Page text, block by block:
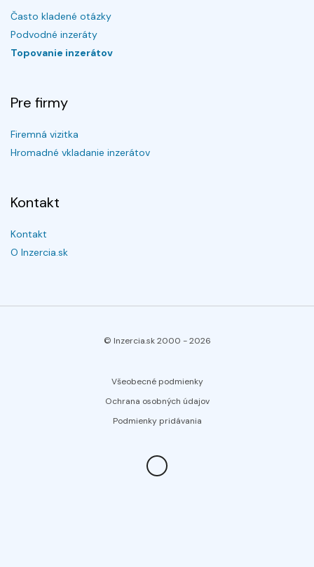
Často kladené otázky
Podvodné inzeráty
Topovanie inzerátov
Pre firmy
Firemná vizitka
Hromadné vkladanie inzerátov
Kontakt
Kontakt
O Inzercia.sk
© Inzercia.sk 2000 -2026
Všeobecné podmienky
Ochrana osobných údajov
Podmienky pridávania